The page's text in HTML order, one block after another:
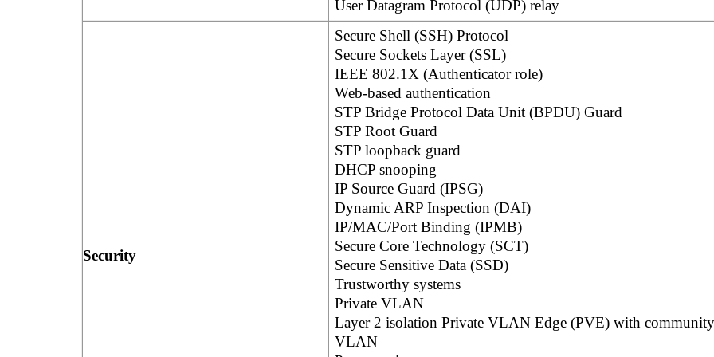
User Datagram Protocol (UDP) relay
Security
Secure Shell (SSH) Protocol
Secure Sockets Layer (SSL)
IEEE 802.1X (Authenticator role)
Web-based authentication
STP Bridge Protocol Data Unit (BPDU) Guard
STP Root Guard
STP loopback guard
DHCP snooping
IP Source Guard (IPSG)
Dynamic ARP Inspection (DAI)
IP/MAC/Port Binding (IPMB)
Secure Core Technology (SCT)
Secure Sensitive Data (SSD)
Trustworthy systems
Private VLAN
Layer 2 isolation Private VLAN Edge (PVE) with community
VLAN